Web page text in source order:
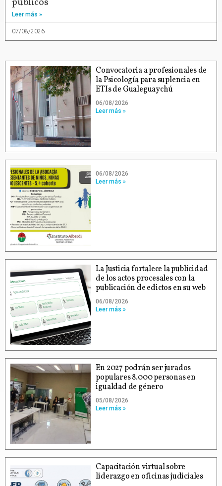
Leer más »
07/08/2026
Convocatoria a profesionales de
la Psicología para suplencia en
ETIs de Gualeguaychú
06/08/2026
Leer más »
06/08/2026
Leer más »
La Justicia fortalece la publicidad
de los actos procesales con la
publicación de edictos en su web
06/08/2026
Leer más »
En 2027 podrán ser jurados
populares 8.000 personas en
igualdad de género
05/08/2026
Leer más »
Capacitación virtual sobre
liderazgo en oficinas judiciales